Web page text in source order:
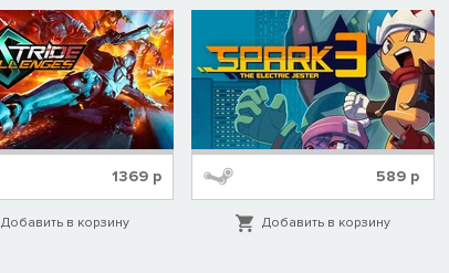
1369 р
Добавить в корзину
589 р
Добавить в корзину